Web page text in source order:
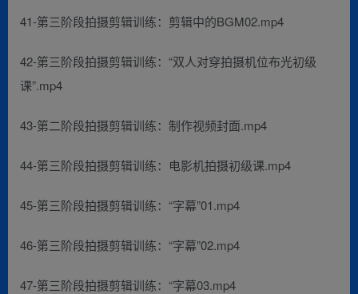
41-第三阶段拍摄剪辑训练：剪辑中的BGM02.mp4
42-第三阶段拍摄剪辑训练：“双人对穿拍摄机位布光初级
课”.mp4
43-第二阶段拍摄剪辑训练：制作视频封面.mp4
44-第三阶段拍摄剪辑训练：电影机拍摄初级课.mp4
45-第三阶段拍摄剪辑训练：“字幕”01.mp4
46-第三阶段拍摄剪辑训练：“字幕”02.mp4
47-第三阶段拍摄剪辑训练：“字幕03.mp4